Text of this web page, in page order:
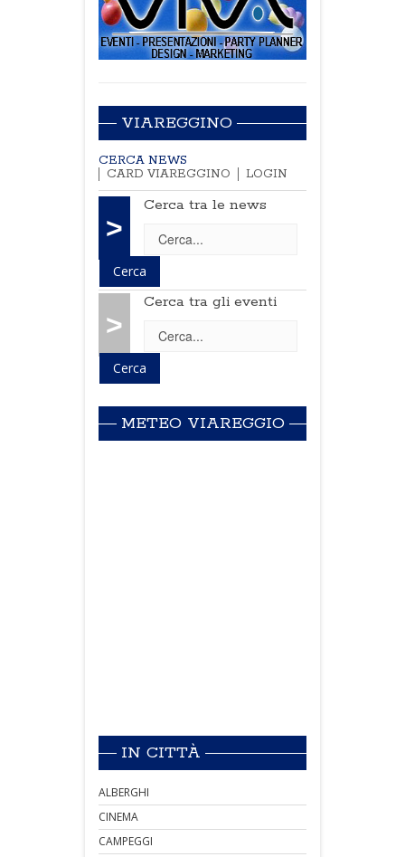
VIAREGGINO
CERCA NEWS
CARD VIAREGGINO
LOGIN
>
Cerca tra le news
>
Cerca tra gli eventi
METEO VIAREGGIO
IN CITTÀ
ALBERGHI
CINEMA
CAMPEGGI